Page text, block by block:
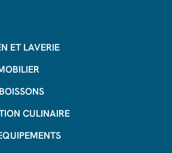
ET LAVERIE
CULINAIRE